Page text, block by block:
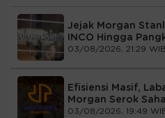
Jejak Morgan
INCO Hingga
03/08/2026, 21:29 WIB
Efisiensi Masif,
Morgan Serok
03/08/2026, 19:49